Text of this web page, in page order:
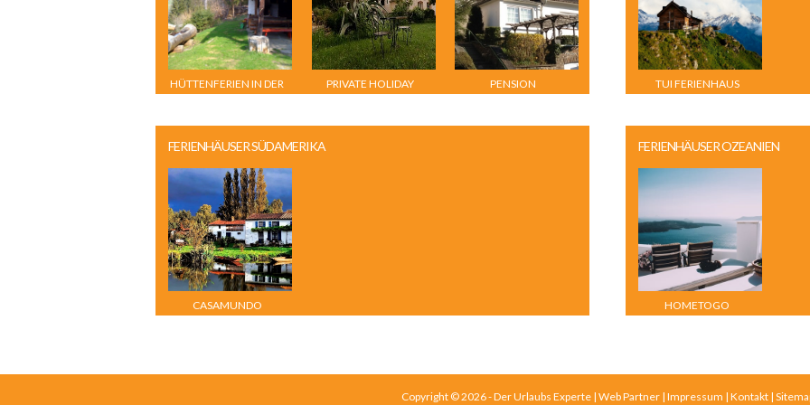
HÜTTENFERIEN IN DER
PRIVATE HOLIDAY
PENSION
TUI FERIENHAUS
FERIENHÄUSER SÜDAMERIKA
CASAMUNDO
FERIENHÄUSER OZEANIEN
HOMETOGO
Copyright © 2026 - Der Urlaubs Experte | Web Partner| Impressum | Kontakt|